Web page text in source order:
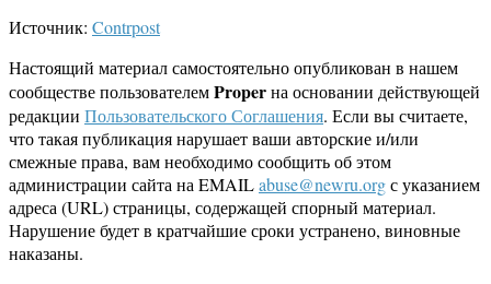
Источник: Contrpost
Настоящий материал самостоятельно опубликован в нашем
сообществе пользователемProperна основании действующей
редакции Пользовательского Соглашения. Если вы считаете,
что такая публикация нарушает ваши авторские и/или
смежные права, вам необходимо сообщить об этом
администрации сайта на EMAILabuse@newru.orgс указанием
адреса (URL) страницы, содержащей спорный материал.
Нарушение будет в кратчайшие сроки устранено, виновные
наказаны.